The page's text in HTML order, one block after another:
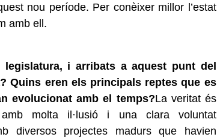
nou període. Per conèixer millor l’estat
amb ell.
i arribats a aquest punt del
Quins eren els principals reptes que es
evolucionat amb el temps?La veritat és
molta il·lusió i una clara voluntat
diversos projectes madurs que havien